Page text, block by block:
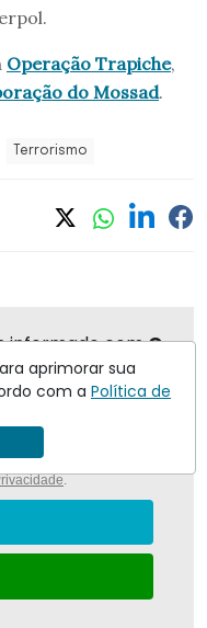
Operação Trapiche,
do Mossad.
Terrorismo
informado comO
| Para obter mais
.
aprimorar sua
com a Política de